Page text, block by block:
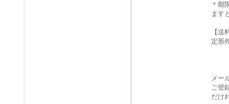
＊期
ます
【送
定形
メー
ご登
だけ